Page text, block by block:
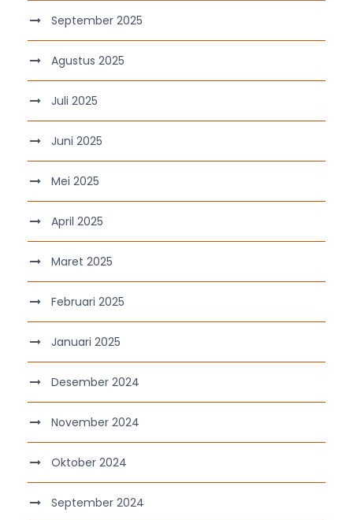
September 2025
Agustus 2025
Juli 2025
Juni 2025
Mei 2025
April 2025
Maret 2025
Februari 2025
Januari 2025
Desember 2024
November 2024
Oktober 2024
September 2024